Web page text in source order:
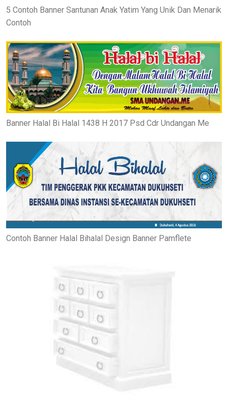
5 Contoh Banner Santunan Anak Yatim Yang Unik Dan Menarik
Contoh
Banner Halal Bi Halal 1438 H 2017 Psd Cdr Undangan Me
Contoh Banner Halal Bihalal Design Banner Pamflete